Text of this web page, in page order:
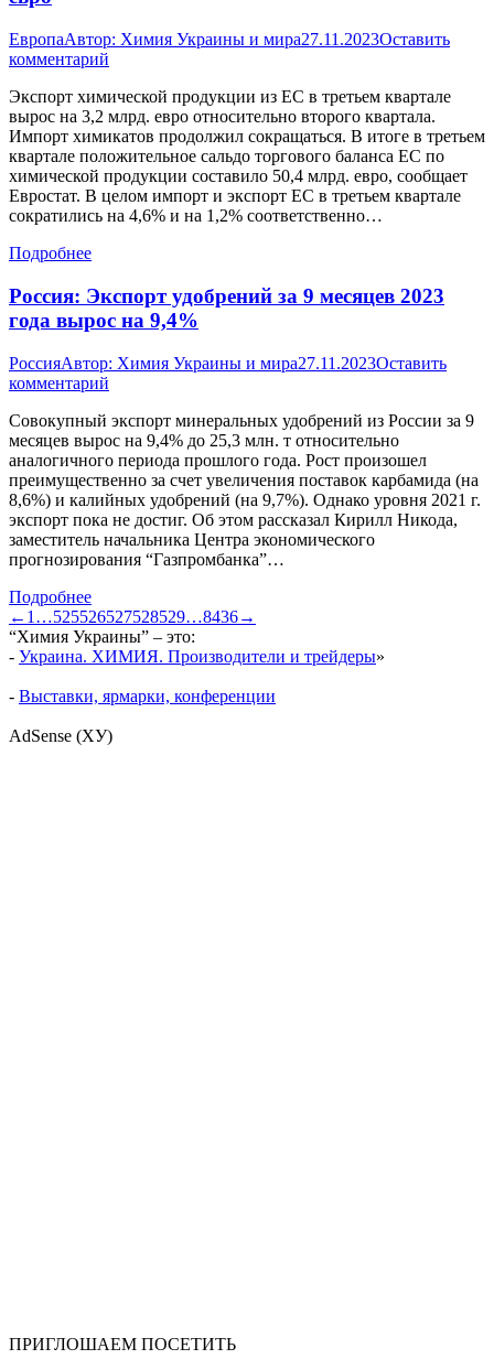
ЕвропаАвтор: Химия Украины и мира27.11.2023Оставить
комментарий
Экспорт химической продукции из ЕС в третьем квартале
вырос на 3,2 млрд. евро относительно второго квартала.
Импорт химикатов продолжил сокращаться. В итоге в третьем
квартале положительное сальдо торгового баланса ЕС по
химической продукции составило 50,4 млрд. евро, сообщает
Евростат. В целом импорт и экспорт ЕС в третьем квартале
сократились на 4,6% и на 1,2% соответственно…
Подробнее
Россия: Экспорт удобрений за 9 месяцев 2023
года вырос на 9,4%
РоссияАвтор: Химия Украины и мира27.11.2023Оставить
комментарий
Совокупный экспорт минеральных удобрений из России за 9
месяцев вырос на 9,4% до 25,3 млн. т относительно
аналогичного периода прошлого года. Рост произошел
преимущественно за счет увеличения поставок карбамида (на
8,6%) и калийных удобрений (на 9,7%). Однако уровня 2021 г.
экспорт пока не достиг. Об этом рассказал Кирилл Никода,
заместитель начальника Центра экономического
прогнозирования “Газпромбанка”…
Подробнее
← 1 …525526527528529…8436→
“Химия Украины” – это:
- Украина. ХИМИЯ. Производители и трейдеры»
- Выставки, ярмарки, конференции
AdSense (ХУ)
ПРИГЛОШАЕМ ПОСЕТИТЬ